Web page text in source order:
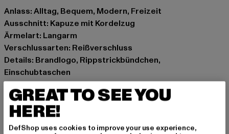
Anlass: Alltag, Bequem, Modern, Freizeit
Ausschnitt: Kapuze mit Kordelzug
Ärmelart: Langarm
Verschlussarten: Reißverschluss
Details: Brandlogo, Rippstrickbündchen,
Einschubtaschen
Schnitt: schmal
Marke: Juicy Couture
Kat.: Sweat & Fleece - Hoodies Zipthrough
Farbe: blau
GREAT TO SEE YOU
HERE!
DefShop uses cookies to improve your use experience,